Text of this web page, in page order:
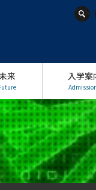
来 入学案